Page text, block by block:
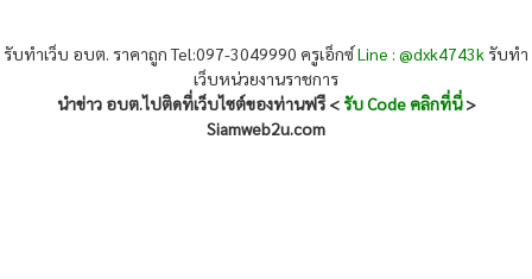
รับทำเว็บ อบต. ราคาถูก Tel:097-3049990 ครูเอ็กซ์Line : @dxk4743k รับทำ
เว็บหน่วยงานราชการ
นำข่าว อบต.ไปติดที่เว็บไซต์ของท่านฟรี <รับ Code คลิกที่นี่>
Siamweb2u.com